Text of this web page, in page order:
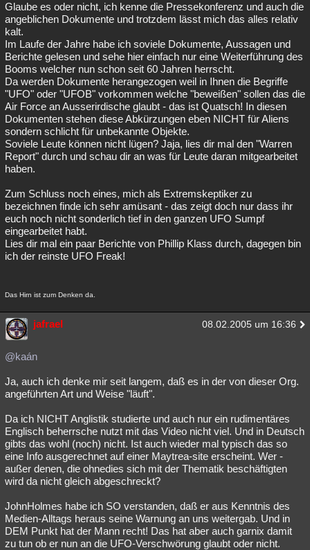
Glaube es oder nicht, ich kenne die Pressekonferenz und auch die
angeblichen Dokumente und trotzdem lässt mich das alles relativ
kalt.
Im Laufe der Jahre habe ich soviele Dokumente, Aussagen und
Berichte gelesen und sehe hier einfach nur eine Weiterführung des
Booms welcher nun schon seit 60 Jahren herrscht.
Da werden Dokumente herangezogen weil in Ihnen die Begriffe
"UFO" oder "UFOB" vorkommen welche "beweißen" sollen das die
Air Force an Ausserirdische glaubt - das ist Quatsch! In diesen
Dokumenten stehen diese Abkürzungen eben NICHT für Aliens
sondern schlicht für unbekannte Objekte.
Soviele Leute können nicht lügen? Jaja, lies dir mal den "Warren
Report" durch und schau dir an was für Leute daran mitgearbeitet
haben.
Zum Schluss noch eines, mich als Extremskeptiker zu
bezeichnen finde ich sehr amüsant - das zeigt doch nur dass ihr
euch noch nicht sonderlich tief in den ganzen UFO Sumpf
eingearbeitet habt.
Lies dir mal ein paar Berichte von Phillip Klass durch, dagegen bin
ich der reinste UFO Freak!
Das Hirn ist zum Denken da.
jafrael 08.02.2005 um 16:36
@kaán
Ja, auch ich denke mir seit langem, daß es in der von dieser Org.
angeführten Art und Weise "läuft".
Da ich NICHT Anglistik studierte und auch nur ein rudimentäres
Englisch beherrsche nutzt mit das Video nicht viel. Und in Deutsch
gibts das wohl (noch) nicht. Ist auch wieder mal typisch das so
eine Info ausgerechnet auf einer Maytrea-site erscheint. Wer -
außer denen, die ohnedies sich mit der Thematik beschäftigten
wird da nicht gleich abgeschreckt?
JohnHolmes habe ich SO verstanden, daß er aus Kenntnis des
Medien-Alltags heraus seine Warnung an uns weitergab. Und in
DEM Punkt hat der Mann recht! Das hat aber auch garnix damit
zu tun ob er nun an die UFO-Verschwörung glaubt oder nicht.